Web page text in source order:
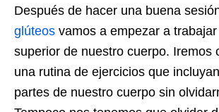
Después de hacer una buena
glúteos vamos a empezar a
superior de nuestro cuerpo. Iremos
una rutina de ejercicios que
partes de nuestro cuerpo sin